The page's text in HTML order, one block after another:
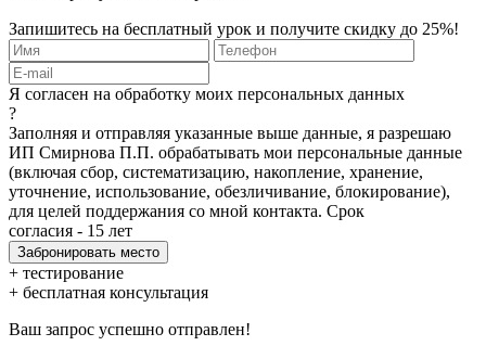
Запишитесь на бесплатный урок и получите скидку до 25%!
Я согласен на обработку моих персональных данных
?
Заполняя и отправляя указанные выше данные, я разрешаю
ИП Смирнова П.П. обрабатывать мои персональные данные
(включая сбор, систематизацию, накопление, хранение,
уточнение, использование, обезличивание, блокирование),
для целей поддержания со мной контакта. Срок
согласия - 15 лет
+ тестирование
+ бесплатная консультация
Ваш запрос успешно отправлен!